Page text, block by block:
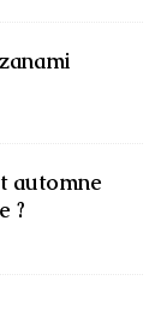
automne
?